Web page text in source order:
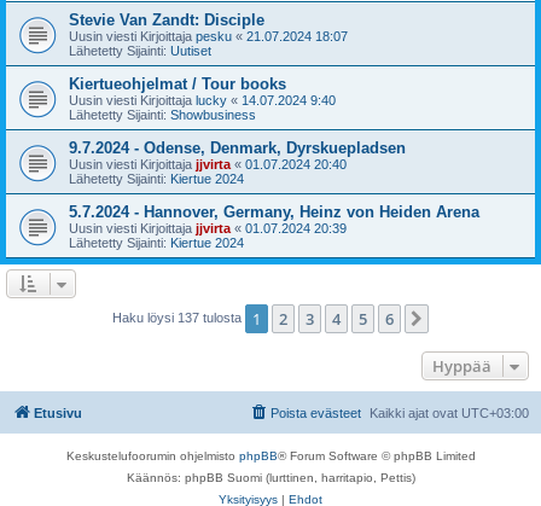
Stevie Van Zandt: Disciple
Uusin viesti Kirjoittaja pesku « 21.07.2024 18:07
Lähetetty Sijainti: Uutiset
Kiertueohjelmat / Tour books
Uusin viesti Kirjoittaja lucky « 14.07.2024 9:40
Lähetetty Sijainti: Showbusiness
9.7.2024 - Odense, Denmark, Dyrskuepladsen
Uusin viesti Kirjoittaja jjvirta « 01.07.2024 20:40
Lähetetty Sijainti: Kiertue 2024
5.7.2024 - Hannover, Germany, Heinz von Heiden Arena
Uusin viesti Kirjoittaja jjvirta « 01.07.2024 20:39
Lähetetty Sijainti: Kiertue 2024
Haku löysi 137 tulosta 1 2 3 4 5 6
Hyppää
Etusivu Kaikki ajat ovat UTC+03:00
Poista evästeet
Keskustelufoorumin ohjelmisto phpBB® Forum Software © phpBB Limited
Käännös: phpBB Suomi (lurttinen, harritapio, Pettis)
Yksityisyys | Ehdot